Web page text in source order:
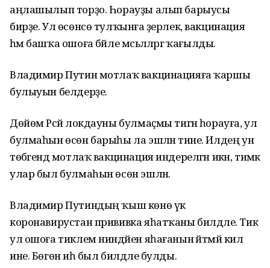
аңлашылып торҙо. Һорауҙы алып барыусы
бирҙе. Ул өсөнсө тулҡынға әҙерлек, вакцинация
һәм башҡа ошоға бәйле мәсьәләләргә ҡағылды.
Владимир Путин мотлаҡ вакцинацияға ҡаршы
булыуын белдерҙе.
Дөйөм Рәсәй локдауны булмаҫмы тигән һорауға, ул
булмаһын өсөн барыһы ла эшләнә тине. Илдең ун
төбәгендә мотлаҡ вакцинация индерелгән икән, тимәк
улар был булмаһын өсөн эшләнә.
Владимир Путиндың ҡыш көнө үк
коронавирустан прививка яһатҡаны билдәле. Тик
ул ошоға тиклем ниндәйен яһағанын әйтмәй килә
ине. Бөгөн иһә был билдәле булды.